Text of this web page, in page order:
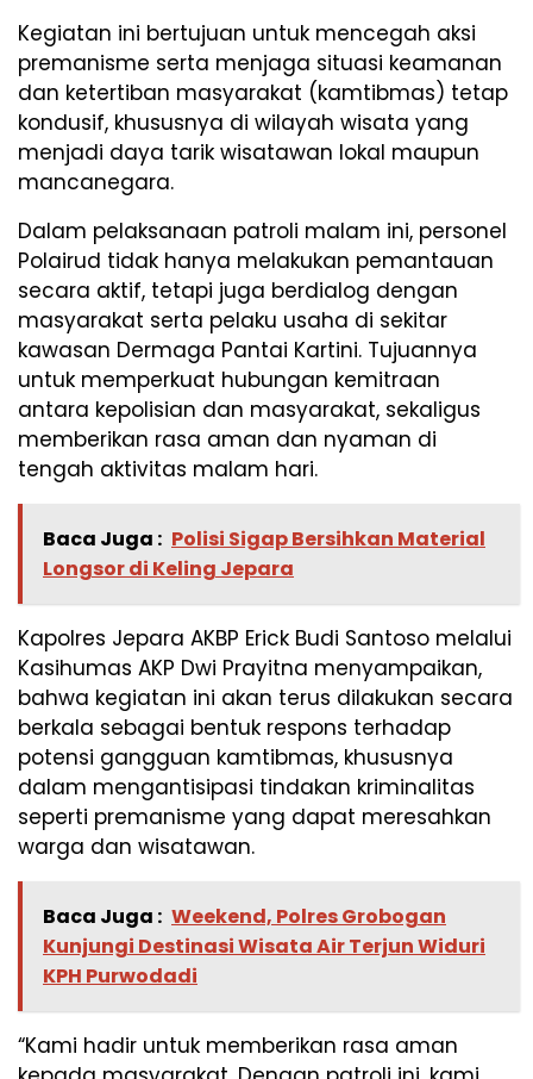
Kegiatan ini bertujuan untuk mencegah aksi
premanisme serta menjaga situasi keamanan
dan ketertiban masyarakat (kamtibmas) tetap
kondusif, khususnya di wilayah wisata yang
menjadi daya tarik wisatawan lokal maupun
mancanegara.
Dalam pelaksanaan patroli malam ini, personel
Polairud tidak hanya melakukan pemantauan
secara aktif, tetapi juga berdialog dengan
masyarakat serta pelaku usaha di sekitar
kawasan Dermaga Pantai Kartini. Tujuannya
untuk memperkuat hubungan kemitraan
antara kepolisian dan masyarakat, sekaligus
memberikan rasa aman dan nyaman di
tengah aktivitas malam hari.
Baca Juga : Polisi Sigap Bersihkan Material
Longsor di Keling Jepara
Kapolres Jepara AKBP Erick Budi Santoso melalui
Kasihumas AKP Dwi Prayitna menyampaikan,
bahwa kegiatan ini akan terus dilakukan secara
berkala sebagai bentuk respons terhadap
potensi gangguan kamtibmas, khususnya
dalam mengantisipasi tindakan kriminalitas
seperti premanisme yang dapat meresahkan
warga dan wisatawan.
Baca Juga : Weekend, Polres Grobogan
Kunjungi Destinasi Wisata Air Terjun Widuri
KPH Purwodadi
“Kami hadir untuk memberikan rasa aman